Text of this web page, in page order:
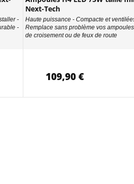
-
-
Next-Tech
Haute puissance - Compacte et
Remplace sans problème vos
de croisement ou de feux de route
109,90 €